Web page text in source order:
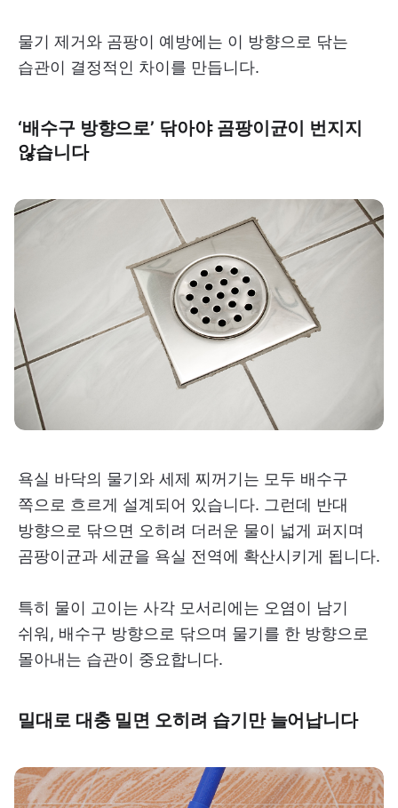
물기 제거와 곰팡이 예방에는 이 방향으로 닦는
습관이 결정적인 차이를 만듭니다.
‘배수구 방향으로’ 닦아야 곰팡이균이 번지지
않습니다
욕실 바닥의 물기와 세제 찌꺼기는 모두 배수구
쪽으로 흐르게 설계되어 있습니다. 그런데 반대
방향으로 닦으면 오히려 더러운 물이 넓게 퍼지며
곰팡이균과 세균을 욕실 전역에 확산시키게 됩니다.
특히 물이 고이는 사각 모서리에는 오염이 남기
쉬워, 배수구 방향으로 닦으며 물기를 한 방향으로
몰아내는 습관이 중요합니다.
밀대로 대충 밀면 오히려 습기만 늘어납니다